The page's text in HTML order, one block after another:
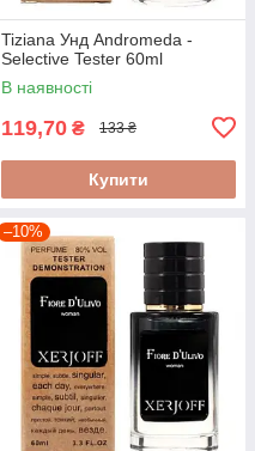
Tiziana Унд Andromeda -
Selective Tester 60ml
В наявності
119,70 ₴ 133 ₴
Купити
–10%